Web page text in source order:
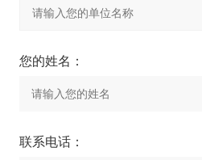
您的姓名：
联系电话：